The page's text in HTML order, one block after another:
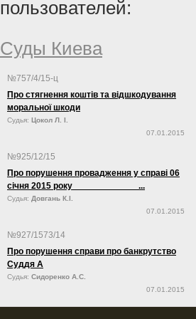
пользователей:
Суды Киева
№757/4/15-ц
Про стягнення коштів та відшкодування
моральної шкоди
Судья: Цокол Л. І.
07.01.2015
№925/12/15
Про порушення провадження у справі 06
січня 2015 року ...
Судья: Довгань К.І.
07.01.2015
№927/1573/14
Про порушення справи про банкрутство
Суддя А
Судья: Сидоренко А.С.
07.01.2015